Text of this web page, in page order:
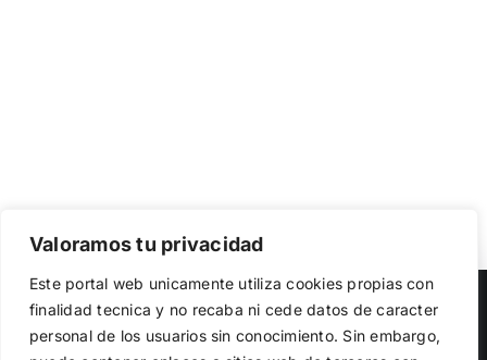
Valoramos tu privacidad
Este portal web unicamente utiliza cookies propias con
finalidad tecnica y no recaba ni cede datos de caracter
personal de los usuarios sin conocimiento. Sin embargo,
Copyright 2023 | Democracia Nacional | All Rights Reserved
Facebook
TwitterInstagram
el funcionamiento de la web, medir su uso y mejorar
nuestros servicios. Puede aceptar todas las cookies,
rechazar las no necesarias o configurar sus preferencias.